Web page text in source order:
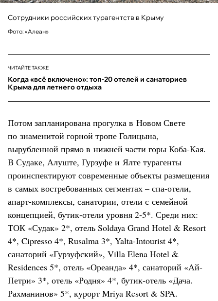
Cотрудники российских турагентств в Крыму
Фото: «Алеан»
ЧИТАЙТЕ ТАКЖЕ
Когда «всё включено»: топ-20 отелей и санаториев
Крыма для летнего отдыха
Потом запланирована прогулка в Новом Свете
по знаменитой горной тропе Голицына,
вырубленной прямо в нижней части горы Коба-Кая.
В Судаке, Алуште, Гурзуфе и Ялте турагенты
проинспектируют современные объекты размещения
в самых востребованных сегментах – спа-отели,
апарт-комплексы, санатории, отели с семейной
концепцией, бутик-отели уровня 2-5*. Среди них:
ТОК «Судак» 2*, отель Soldaya Grand Hotel & Resort
4*, Cipresso 4*, Rusalma 3*, Yalta-Intourist 4*,
санаторий «Гурзуфский», Villa Elena Hotel &
Residences 5*, отель «Ореанда» 4*, санаторий «Ай-
Петри» 3*, отель «Родня» 4*, бутик-отель «Дача.
Рахманинов» 5*, курорт Mriya Resort & SPA.